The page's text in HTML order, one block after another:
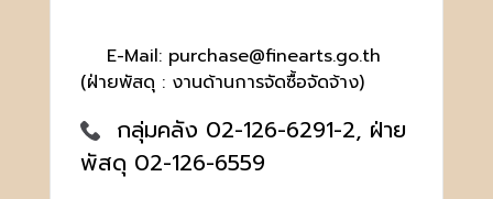
E-Mail: purchase@finearts.go.th
(ฝ่ายพัสดุ : งานด้านการจัดซื้อจัดจ้าง)
กลุ่มคลัง 02-126-6291-2, ฝ่าย
พัสดุ 02-126-6559